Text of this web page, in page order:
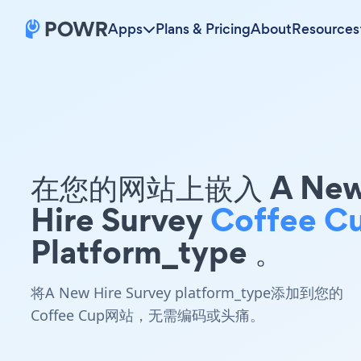
Apps Plans & PricingAboutResources
在您的网站上嵌入 A
Hire SurveyCoffee
Platform_type 。
将A New Hire Survey platform_type添加到您的
Coffee Cup网站，无需编码或头痛。